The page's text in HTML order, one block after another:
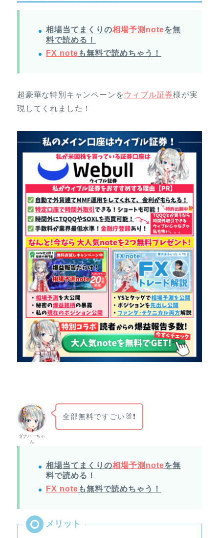
相場当てまくりの相場予測noteを無
料で読める！
FX note も無料で読めちゃう！
超豪華な特別キャンペーンを ウィブル証券様が実
現してくれました！
ダナハーちゃ
ん
全部無料ですごい🐰❗
相場当てまくりの相場予測noteを無
料で読める！
FX note も無料で読めちゃう！